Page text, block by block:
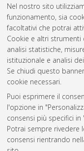
Nel nostro sito
funzionamento, sia
facoltativi che potrai
Cookie e altri
analisi statistiche,
istituzionale e analisi
Se chiudi questo
cookie necessari.
Puoi esprimere il
l'opzione in
consensi più specifici
Potrai sempre rivedere
consensi rientrando
2015(1)
2013(3)
2012 (1)
2011(1)
2010(2)
2009(2)
Atom
Rss 1.0
Rss 2.0